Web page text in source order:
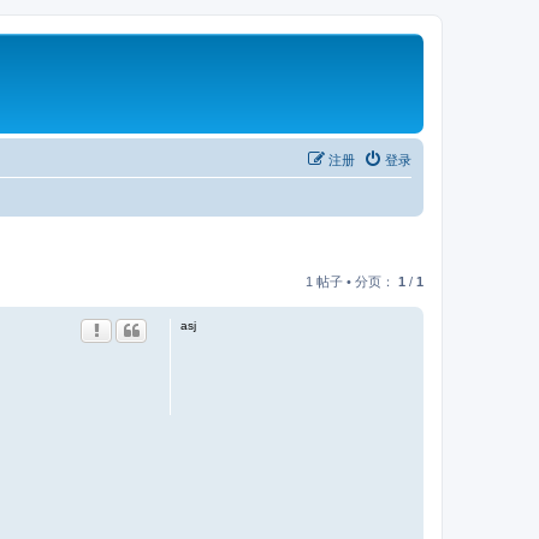
登录
注册
1 帖子 • 分页： 1 / 1
asj